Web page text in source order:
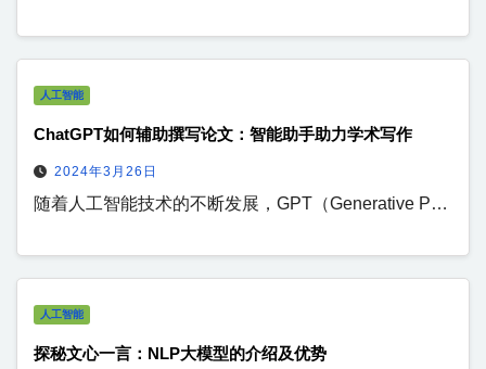
人工智能
ChatGPT如何辅助撰写论文：智能助手助力学术写作
2024年3月26日
随着人工智能技术的不断发展，GPT（Generative P…
人工智能
探秘文心一言：NLP大模型的介绍及优势